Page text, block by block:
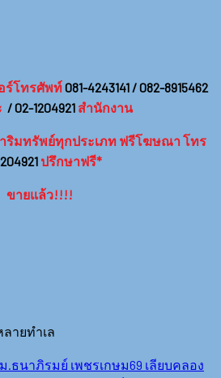
ร์โทรศัพท์081-4243141 / 082-8915462
/ 02-1204921 สำนักงาน
ริมทรัพย์ทุกประเภท ฟรีโฆษณา โทร
ปรึกษาฟรี*
ขายแล้ว!!!!
ายทำเล
.ธนาภิรมย์ เพชรเกษม69 เลียบคลอง